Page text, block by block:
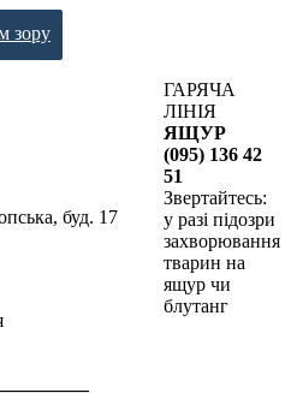
зору
буд. 17
ГАРЯЧА
ЛІНІЯ
ЯЩУР
(095) 136 42
51
Звертайтесь:
у разі підозри
захворювання
тварин на
ящур чи
блутанг